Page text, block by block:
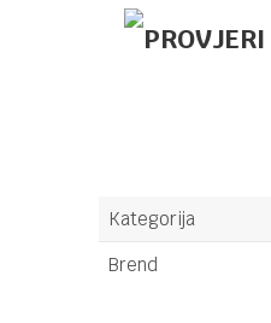
Kategorija
Brend